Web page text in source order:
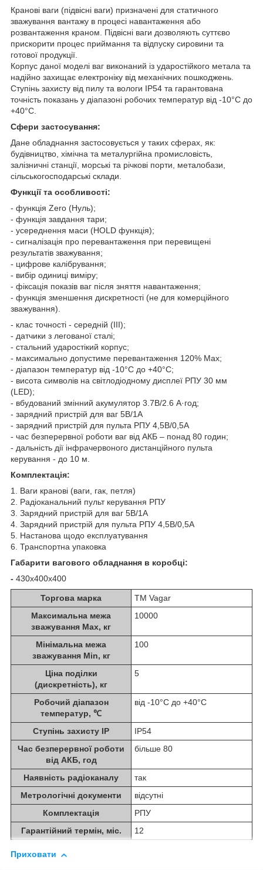
Кранові ваги (підвісні ваги) призначені для статичного
зважування вантажу в процесі навантаження або
розвантаження краном. Підвісні ваги дозволяють суттєво
прискорити процес приймання та відпуску сировини та
готової продукції.
Корпус даної моделі ваг виконаний із ударостійкого метала та
надійно захищає електроніку від механічних пошкоджень.
Ступінь захисту від пилу та вологи IP54 та гарантована
точність показань у діапазоні робочих температур від -10°С до
+40°С.
Сфери застосування:
Дане обладнання застосовується у таких сферах, як:
будівництво, хімічна та металургійна промисловість,
залізничні станції, морські та річкові порти, металобази,
сільськогосподарські склади.
Функції та особливості:
- функція Zero (Нуль);
- функція завдання тари;
- усереднення маси (HOLD функція);
- сигналізація про перевантаження при перевищені
результатів зважування;
- цифрове калібрування;
- вибір одиниці виміру;
- фіксація показів ваг після зняття навантаження;
- функція зменшення дискретності (не для комерційного
зважування).
- клас точності - середній (III);
- датчики з легованої сталі;
- стальний ударостікий корпус;
- максимально допустиме перевантаження 120% Мах;
- діапазон температур від -10°С до +40°С;
- висота символів на світлодіодному дисплеї РПУ 30 мм
(LED);
- вбудований змінний акумулятор 3.7В/2.6 А·год;
- зарядний пристрій для ваг 5В/1А
- зарядний пристрій для пульта РПУ 4,5В/0,5А
- час безперервної роботи ваг від АКБ – понад 80 годин;
- дальність дії інфрачервоного дистанційного пульта
керування - до 10 м.
Комплектація:
1. Ваги кранові (ваги, гак, петля)
2. Радіоканальний пульт керування РПУ
3. Зарядний пристрій для ваг 5В/1А
4. Зарядний пристрій для пульта РПУ 4,5В/0,5А
5. Настанова щодо експлуатування
6. Транспортна упаковка
Габарити вагового обладнання в коробці:
- 430х400х400
Торгова марка
TM Vagar
Максимальна межа
зважування Мах, кг
10000
Мінімальна межа
зважування Min, кг
100
Ціна поділки
(дискретність), кг
5
Робочий діапазон
температур, ℃
від -10°С до +40°С
Ступінь захисту IP
IP54
Час безперервної роботи
від АКБ, год
більше 80
Наявність радіоканалу
так
Метрологічні документи
відсутні
Комплектація
РПУ
Гарантійний термін, міс.
12
Приховати